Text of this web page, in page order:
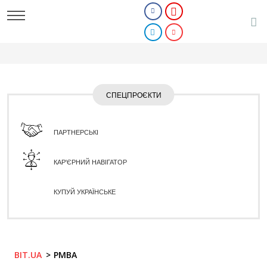
СПЕЦПРОЄКТИ
ПАРТНЕРСЬКІ
КАР'ЄРНИЙ НАВІГАТОР
КУПУЙ УКРАЇНСЬКЕ
BIT.UA PMBA